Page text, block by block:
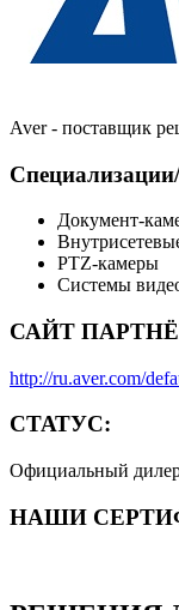
Aver - поставщик
Документ-
PTZ-камеры
Системы
САЙТ
http://ru.aver.com/
СТАТУС:
Официальный
НАШИ